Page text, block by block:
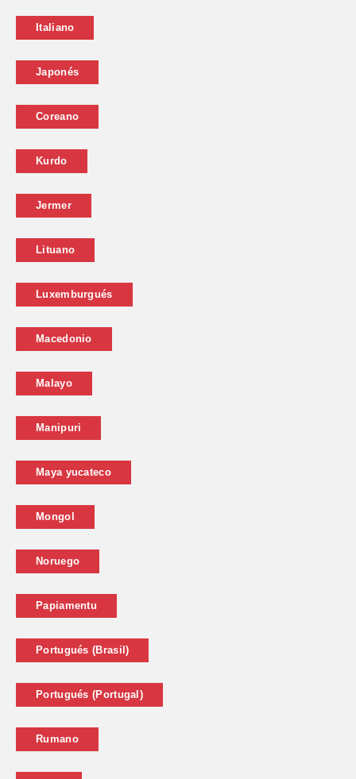
Italiano
Japonés
Coreano
Kurdo
Jermer
Lituano
Luxemburgués
Macedonio
Malayo
Manipuri
Maya yucateco
Mongol
Noruego
Papiamentu
Portugués (Brasil)
Portugués (Portugal)
Rumano